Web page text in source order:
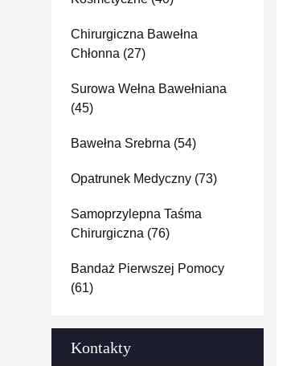
Chirurgiczna Bawełna
Chłonna (27)
Surowa Wełna Bawełniana
(45)
Bawełna Srebrna (54)
Opatrunek Medyczny (73)
Samoprzylepna Taśma
Chirurgiczna (76)
Bandaż Pierwszej Pomocy
(61)
Kontakty